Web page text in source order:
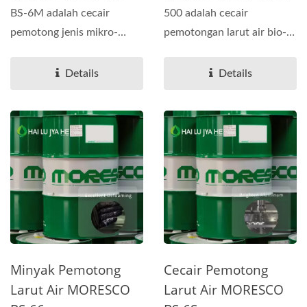
BS-6M adalah cecair
pemotong jenis mikro-
yang dibangunkan...
Details
500 adalah cecair
pemotongan larut air bio-
dibangunkan...Details
Minyak Pemotong
Larut Air MORESCO
Cecair Pemotong
Larut Air MORESCO